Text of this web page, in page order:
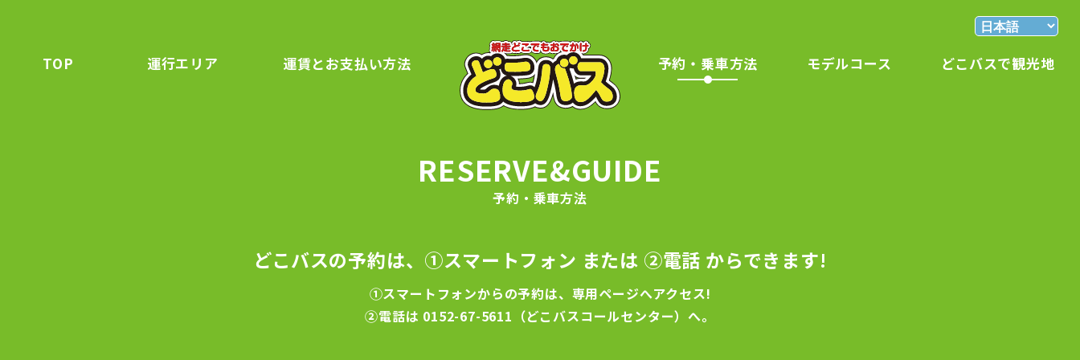
TOP 運行エリア 運賃とお支払い方法 予約・ 乗車方法 モデルコース どこバスで観光地
RESERVE&GUIDE
予約・乗車方法
どこバスの予約は、①スマートフォン または ②電話 からできます!
①スマートフォンからの予約は、専用ページへアクセス!
②電話は 0152-67-5611（どこバスコールセンター）へ。